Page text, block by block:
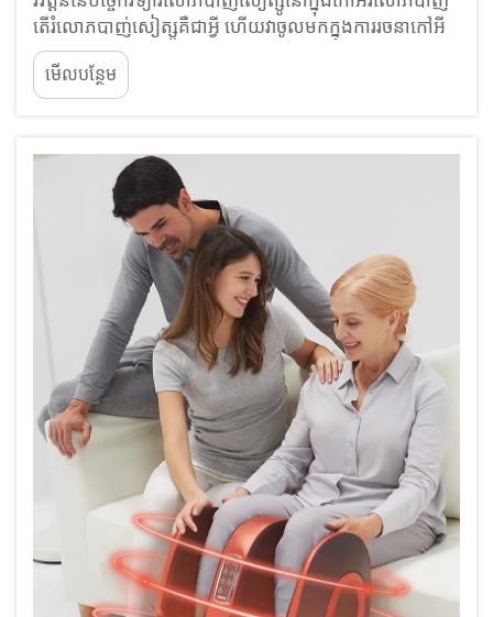
តើរំលោភបាញ់សៀត្សូគឺជាអ្វី ហើយវាចូលមកក្នុងការរចនាកៅអី
រំលោភបាញ់ដោយរបៀបណា? ការរំលោភបាញ់សៀត្សូចាប់ផ្តើម
ឡើងនៅប្រទេសជប៉ុនជាទម្រង់មួយនៃការព្យាបាលដោយដៃ
ដែលអ្នកជំនាញបានអនុវត្តសម្ពាធដោយចង្វាក់តាមតាម...
មើលបន្ថែម